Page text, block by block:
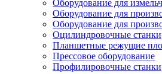
Оборудование для
Оборудование для
Оборудование для
Оцилиндровочные станки
Планшетные режущие
Прессовое оборудование
Профилировочные станки